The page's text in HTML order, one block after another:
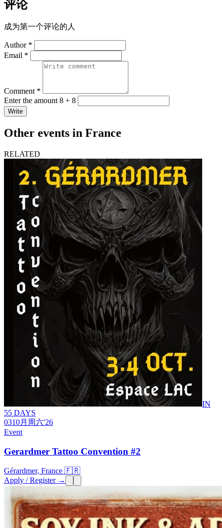
评论
成为第一个评论的人
Author *
Email *
Comment *
Enter the amount 8 + 8
Write
Other events in France
RELATED
IN
55 DAYS
0310月 周六'26
Event
Gerardmer Tattoo Convention #2
Gérardmer, France 🇫🇷
Apply / Register →